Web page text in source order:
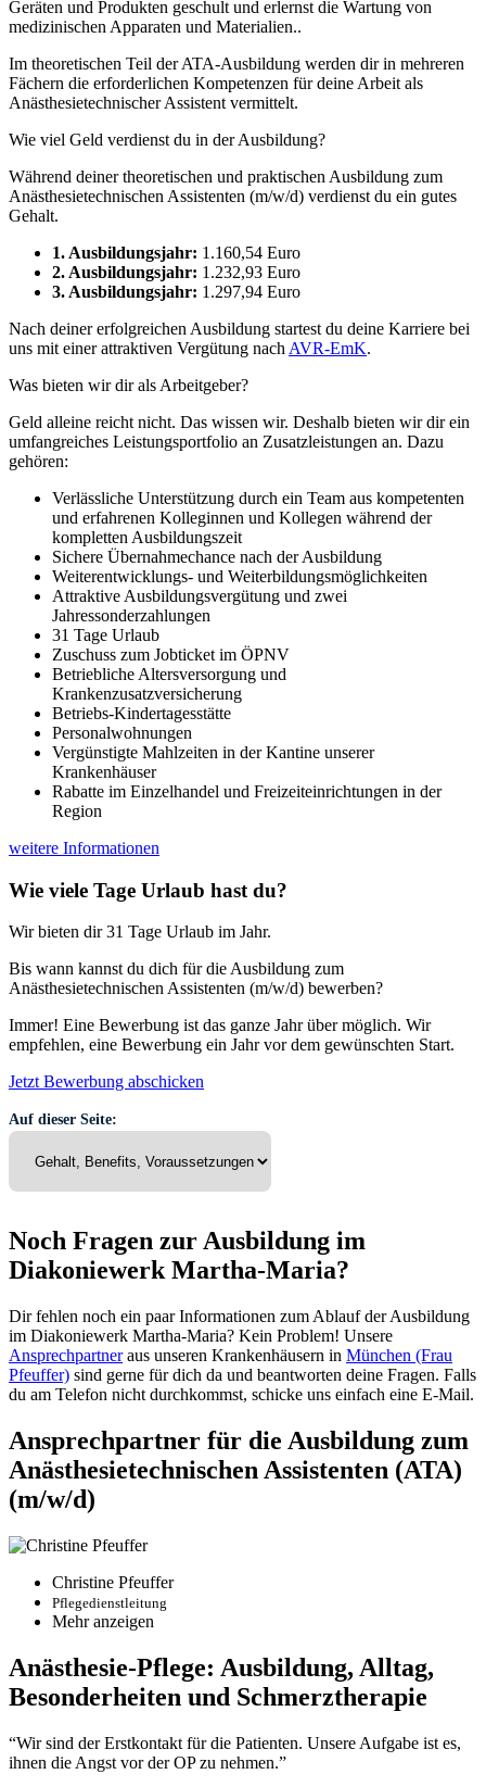
Geräten und Produkten geschult und erlernst die Wartung von
medizinischen Apparaten und Materialien..
Im theoretischen Teil der ATA-Ausbildung werden dir in mehreren
Fächern die erforderlichen Kompetenzen für deine Arbeit als
Anästhesietechnischer Assistent vermittelt.
Wie viel Geld verdienst du in der Ausbildung?
Während deiner theoretischen und praktischen Ausbildung zum
Anästhesietechnischen Assistenten (m/w/d) verdienst du ein gutes
Gehalt.
1. Ausbildungsjahr: 1.160,54 Euro
2. Ausbildungsjahr: 1.232,93 Euro
3. Ausbildungsjahr: 1.297,94 Euro
Nach deiner erfolgreichen Ausbildung startest du deine Karriere bei
uns mit einer attraktiven Vergütung nach AVR-EmK.
Was bieten wir dir als Arbeitgeber?
Geld alleine reicht nicht. Das wissen wir. Deshalb bieten wir dir ein
umfangreiches Leistungsportfolio an Zusatzleistungen an. Dazu
gehören:
Verlässliche Unterstützung durch ein Team aus kompetenten
und erfahrenen Kolleginnen und Kollegen während der
kompletten Ausbildungszeit
Sichere Übernahmechance nach der Ausbildung
Weiterentwicklungs- und Weiterbildungsmöglichkeiten
Attraktive Ausbildungsvergütung und zwei
Jahressonderzahlungen
31 Tage Urlaub
Zuschuss zum Jobticket im ÖPNV
Betriebliche Altersversorgung und
Krankenzusatzversicherung
Betriebs-Kindertagesstätte
Personalwohnungen
Vergünstigte Mahlzeiten in der Kantine unserer
Krankenhäuser
Rabatte im Einzelhandel und Freizeiteinrichtungen in der
Region
weitere Informationen
Wie viele Tage Urlaub hast du?
Wir bieten dir 31 Tage Urlaub im Jahr.
Bis wann kannst du dich für die Ausbildung zum
Anästhesietechnischen Assistenten (m/w/d) bewerben?
Immer! Eine Bewerbung ist das ganze Jahr über möglich. Wir
empfehlen, eine Bewerbung ein Jahr vor dem gewünschten Start.
Jetzt Bewerbung abschicken
Auf dieser Seite:
Noch Fragen zur Ausbildung im
Diakoniewerk Martha-Maria?
Dir fehlen noch ein paar Informationen zum Ablauf der Ausbildung
im Diakoniewerk Martha-Maria? Kein Problem! Unsere
Ansprechpartneraus unseren Krankenhäusern in München (Frau
Pfeuffer) sind gerne für dich da und beantworten deine Fragen. Falls
du am Telefon nicht durchkommst, schicke uns einfach eine E-Mail.
Ansprechpartner für die Ausbildung zum
Anästhesietechnischen Assistenten (ATA)
(m/w/d)
Christine Pfeuffer
Pflegedienstleitung
Mehr anzeigen
Anästhesie-Pflege: Ausbildung, Alltag,
Besonderheiten und Schmerztherapie
“Wir sind der Erstkontakt für die Patienten. Unsere Aufgabe ist es,
ihnen die Angst vor der OP zu nehmen.”